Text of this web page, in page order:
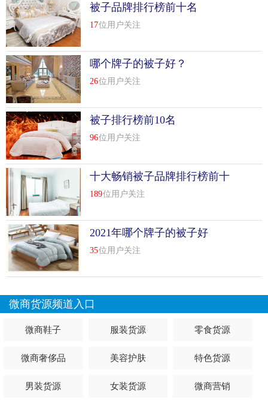
被子品牌排行榜前十名
17位用户关注
哪个牌子的被子好？
26位用户关注
被子排行榜前10名
96位用户关注
十大畅销被子品牌排行榜前十
名
189位用户关注
2021年哪个牌子的被子好
35位用户关注
微商货源频道入口
微商鞋子 服装货源 零食货源
微商奢侈品 美容护肤 特色货源
男装货源 女装货源 微商营销